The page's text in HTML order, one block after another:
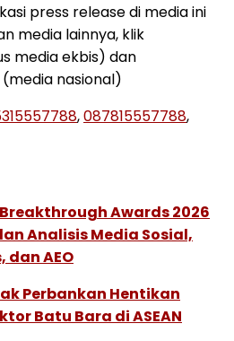
press release di media ini
media lainnya, klik
media ekbis) dan
(media nasional)
,087815557788,
Awards 2026
Analisis Media Sosial,
dan AEO
Perbankan Hentikan
Batu Bara di ASEAN